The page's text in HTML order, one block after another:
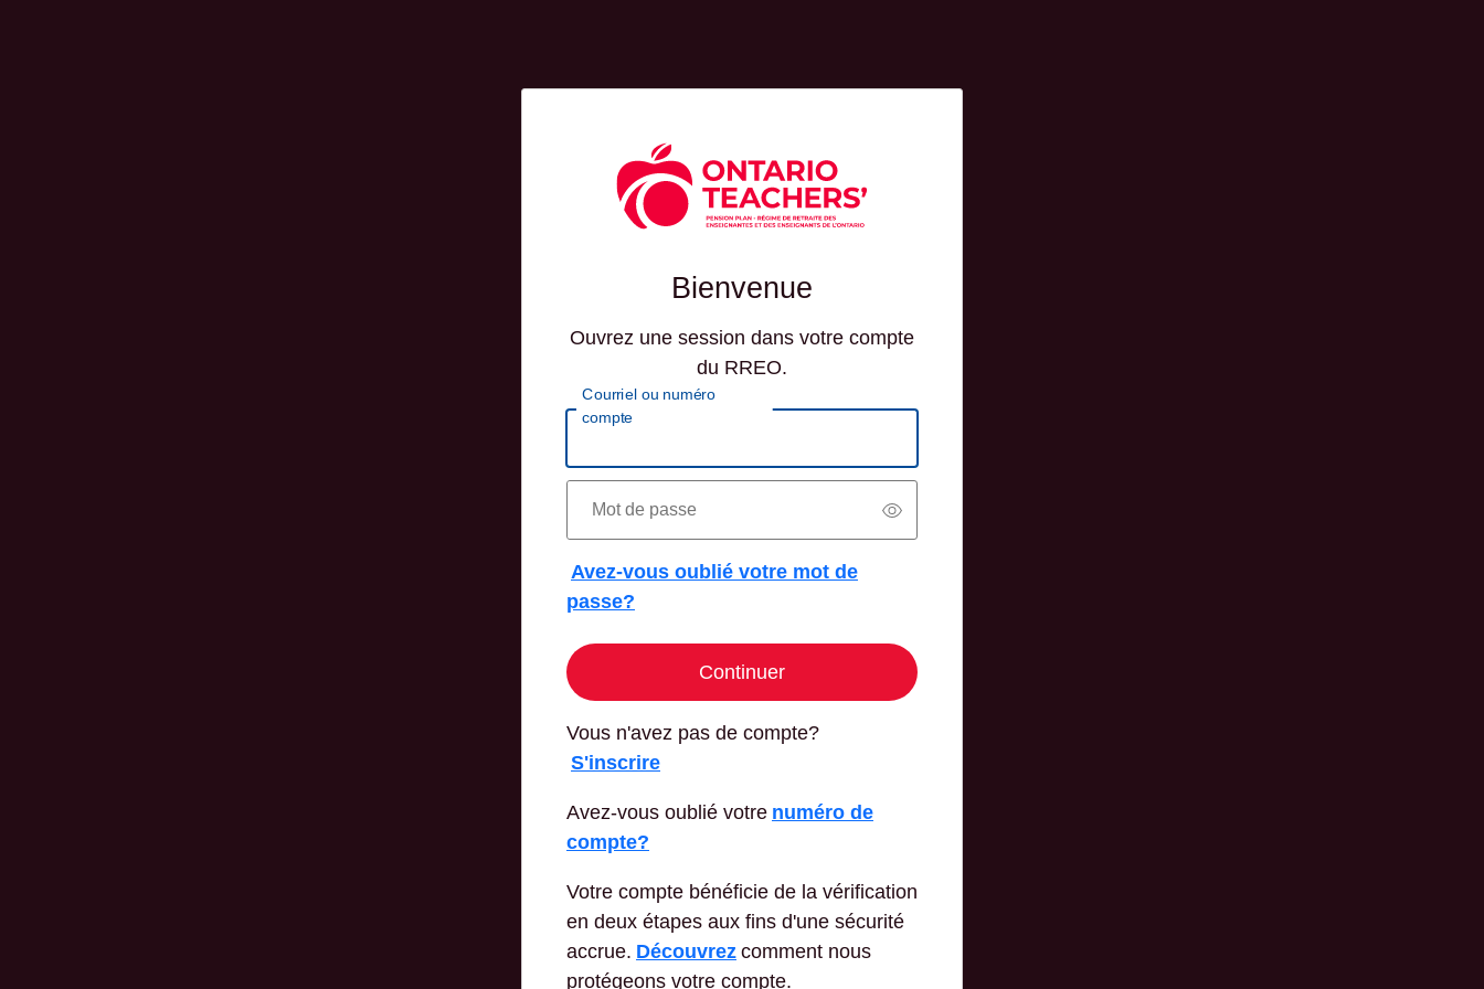
Bienvenue
Ouvrez une session dans votre compte
du RREO.
Courriel ou numéro
compte
Mot de passe
Avez-vous oublié votre mot de
passe?
Continuer
Vous n'avez pas de compte?
S'inscrire
Avez-vous oublié votre numéro de
compte?
Votre compte bénéficie de la vérification
en deux étapes aux fins d'une sécurité
accrue. Découvrez comment nous
protégeons votre compte.